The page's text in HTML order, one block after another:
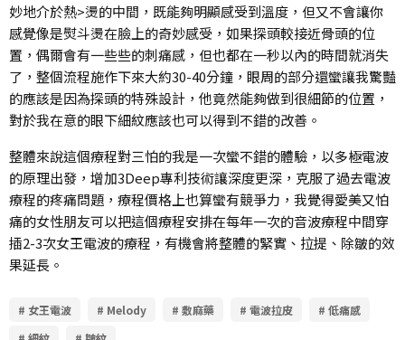
妙地介於熱>燙的中間，既能夠明顯感受到溫度，但又不會讓你
感覺像是熨斗燙在臉上的奇妙感受，如果探頭較接近骨頭的位
置，偶爾會有一些些的刺痛感，但也都在一秒以內的時間就消失
了，整個流程施作下來大約30-40分鐘，眼周的部分還蠻讓我驚豔
的應該是因為探頭的特殊設計，他竟然能夠做到很細節的位置，
對於我在意的眼下細紋應該也可以得到不錯的改善。
整體來說這個療程對三怕的我是一次蠻不錯的體驗，以多極電波
的原理出發，增加3Deep專利技術讓深度更深，克服了過去電波
療程的疼痛問題，療程價格上也算蠻有競爭力，我覺得愛美又怕
痛的女性朋友可以把這個療程安排在每年一次的音波療程中間穿
插2-3次女王電波的療程，有機會將整體的緊實、拉提、除皺的效
果延長。
# 女王電波 # Melody # 敷麻藥 # 電波拉皮
# 低痛感